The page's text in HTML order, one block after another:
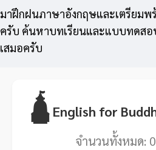
มาฝึกฝนภาษาอังกฤษและเตรียม
ครับ ค้นหาบทเรียนและแบบทดส
เสมอครับ
🛕 English for
จำนวนทั้งหมด: 0